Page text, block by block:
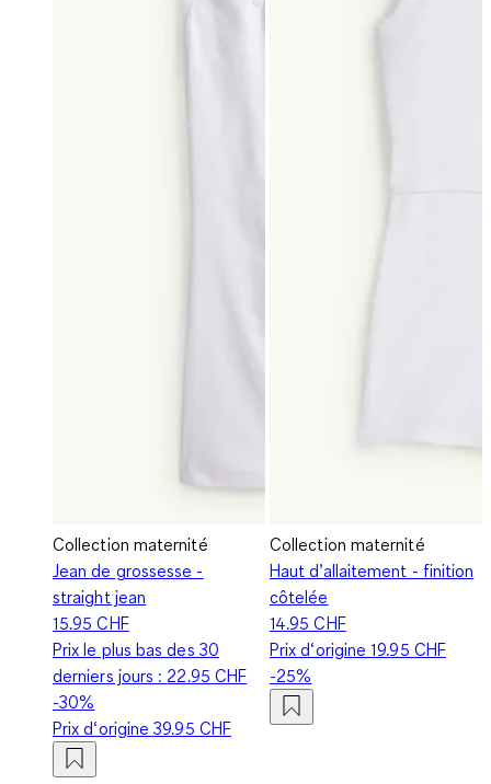
Collection maternité
Jean de grossesse -
straight jean
15.95 CHF
Prix le plus bas des 30
derniers jours : 22.95 CHF
-30%
Prix d‘origine39.95 CHF
Collection maternité
Haut d’allaitement - finition
côtelée
14.95 CHF
Prix d‘origine19.95 CHF
-25%